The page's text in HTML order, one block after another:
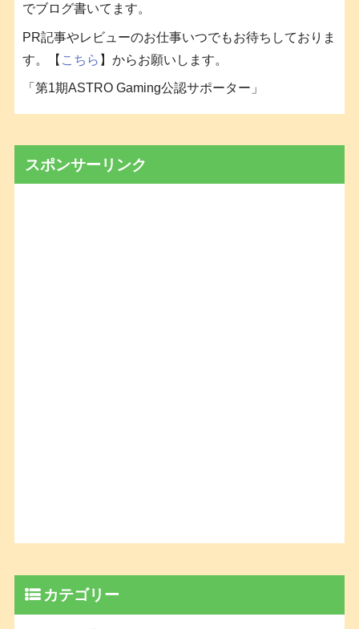
でブログ書いてます。
PR記事やレビューのお仕事いつでもお待ちしておりま
す。【 こちら 】からお願いします。
「第1期ASTRO Gaming公認サポーター」
スポンサーリンク
カテゴリー